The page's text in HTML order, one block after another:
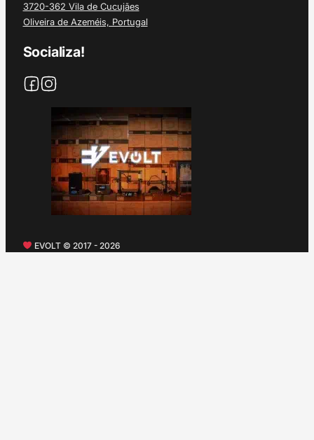
3720-362 Vila de Cucujães
Oliveira de Azeméis, Portugal
Socializa!
EVOLT © 2017 - 2026